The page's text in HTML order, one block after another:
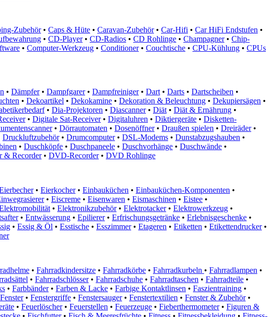
Zubehör • Caps & Hüte • Caravan-Zubehör • Car-Hifi • Car HiFi Endstufen •
• CD-Player • CD-Radios • CD Rohlinge • Champagner • Chip-
• Computer-Werkzeug • Conditioner • Couchtische • CPU-Kühlung • CPUs
• Dämpfer • Dampfgarer • Dampfreiniger • Dart • Darts • Dartscheiben •
• Dekoartikel • Dekokamine • Dekoration & Beleuchtung • Dekupiersägen •
• Dia-Projektoren • Diascanner • Diät • Diät & Ernährung •
• Digitale Sat-Receiver • Digitaluhren • Diktiergeräte • Disketten-
• Dörrautomaten • Dosenöffner • Draußen spielen • Dreiräder •
Druckluftzubehör • Drumcomputer • DSL-Modems • Dunstabzugshauben •
• Duschköpfe • Duschpaneele • Duschvorhänge • Duschwände •
& Recorder • DVD-Recorder • DVD Rohlinge
• Eierkocher • Einbauküchen • Einbauküchen-Komponenten •
• Eiscreme • Eisenwaren • Eismaschinen • Eistee •
• Elektronikzubehör • Elektrotacker • Elektrowerkzeug •
• Entwässerung • Epilierer • Erfrischungsgetränke • Erlebnisgeschenke •
• Essig & Öl • Esstische • Esszimmer • Etageren • Etiketten • Etikettendrucker •
• Fahrradkindersitze • Fahrradkörbe • Fahrradkurbeln • Fahrradlampen •
• Fahrradschlösser • Fahrradschuhe • Fahrradtaschen • Fahrradteile •
• Farbbänder • Farben & Lacke • Farbige Kontaktlinsen • Faszientraining •
Fenster • Fenstergriffe • Fenstersauger • Fenstertextilien • Fenster & Zubehör •
• Feuerlöscher • Feuerstellen • Feuerzeuge • Fieberthermometer • Figuren &